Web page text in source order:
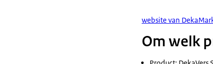
website van
Om welk